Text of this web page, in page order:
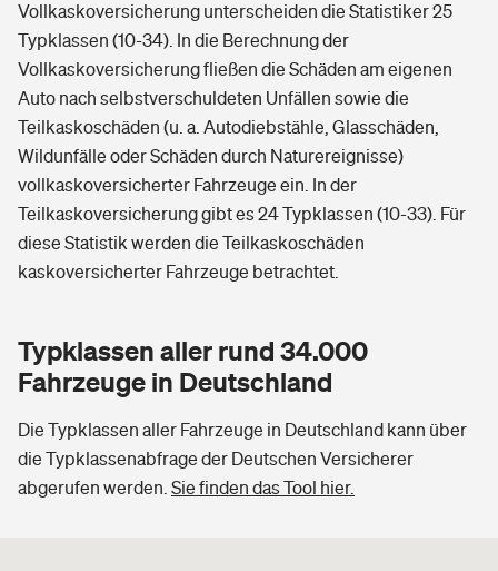
Vollkaskoversicherung unterscheiden die Statistiker 25
Typklassen (10-34). In die Berechnung der
Vollkaskoversicherung fließen die Schäden am eigenen
Auto nach selbstverschuldeten Unfällen sowie die
Teilkaskoschäden (u. a. Autodiebstähle, Glasschäden,
Wildunfälle oder Schäden durch Naturereignisse)
vollkaskoversicherter Fahrzeuge ein. In der
Teilkaskoversicherung gibt es 24 Typklassen (10-33). Für
diese Statistik werden die Teilkaskoschäden
kaskoversicherter Fahrzeuge betrachtet.
Typklassen aller rund 34.000
Fahrzeuge in Deutschland
Die Typklassen aller Fahrzeuge in Deutschland kann über
die Typklassenabfrage der Deutschen Versicherer
abgerufen werden. Sie finden das Tool hier.